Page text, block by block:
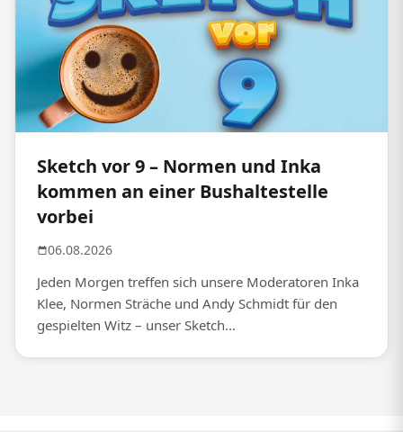
Sketch vor 9 – Normen und Inka
kommen an einer Bushaltestelle
vorbei
06.08.2026
Jeden Morgen treffen sich unsere Moderatoren Inka
Klee, Normen Sträche und Andy Schmidt für den
gespielten Witz – unser Sketch...